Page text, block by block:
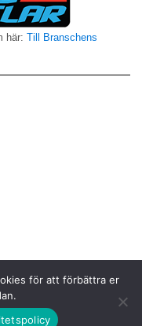
här: Till Branschens
för att förbättra er